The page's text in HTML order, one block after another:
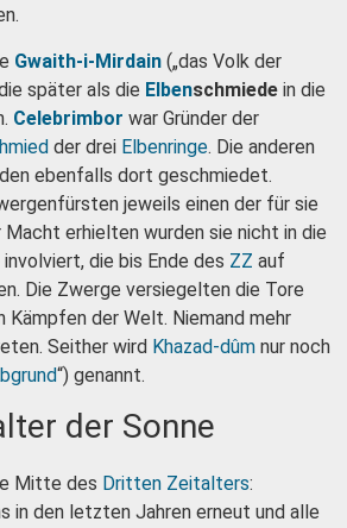
Gwaith-i-Mirdain („das Volk der
später als die Elbenschmiede in die
Celebrimbor war Gründer der
der drei Elbenringe. Die anderen
ebenfalls dort geschmiedet.
jeweils einen der für sie
erhielten wurden sie nicht in die
die bis Ende des ZZ auf
Die Zwerge versiegelten die Tore
Kämpfen der Welt. Niemand mehr
Seither wird Khazad-dûm nur noch
“) genannt.
der Sonne
Mitte des Dritten Zeitalters:
in den letzten Jahren erneut und alle